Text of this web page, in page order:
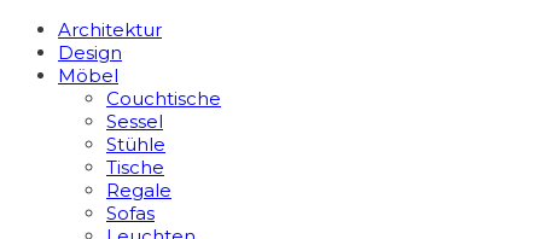
Architektur
Design
Möbel
Couchtische
Sessel
Stühle
Tische
Regale
Sofas